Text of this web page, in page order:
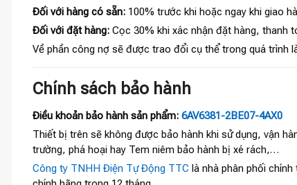
Đối với hàng có sẵn: 100% trước khi hoặc ngay khi giao
Đối với đặt hàng: Cọc 30% khi xác nhận đặt hàng, thanh
Về phần công nợ sẽ được trao đổi cụ thể trong quá trình
Chính sách bảo hành
Điều khoản bảo hành sản phẩm: 6AV6381-2BE07-4AX0
Thiết bị trên sẽ không được bảo hành khi sử dụng, vận
trường, phá hoại hay Tem niêm bảo hành bị xé rách,…
Công ty TNHH Điện Tự Động TTC là nhà phân phối